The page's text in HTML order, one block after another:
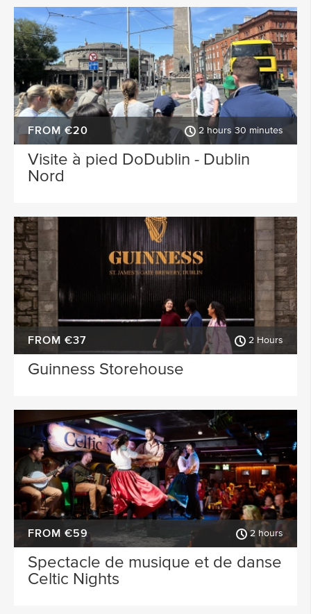
FROM €20 2 hours 30 minutes
Visite à pied DoDublin - Dublin
Nord
FROM €37 2 Hours
Guinness Storehouse
FROM €59 2 hours
Spectacle de musique et de danse
Celtic Nights